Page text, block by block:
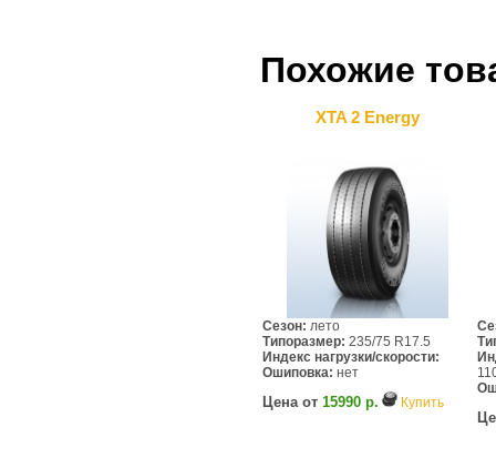
Похожие
XTA 2 Energy
Сезон: лето
Типоразмер: 235/75 R17.5
Индекс нагрузки/скорости:
Ошиповка: нет
Цена от 15990 р. Купить